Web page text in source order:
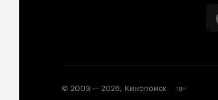
© 2003 —2026, Кинопоиск 18+